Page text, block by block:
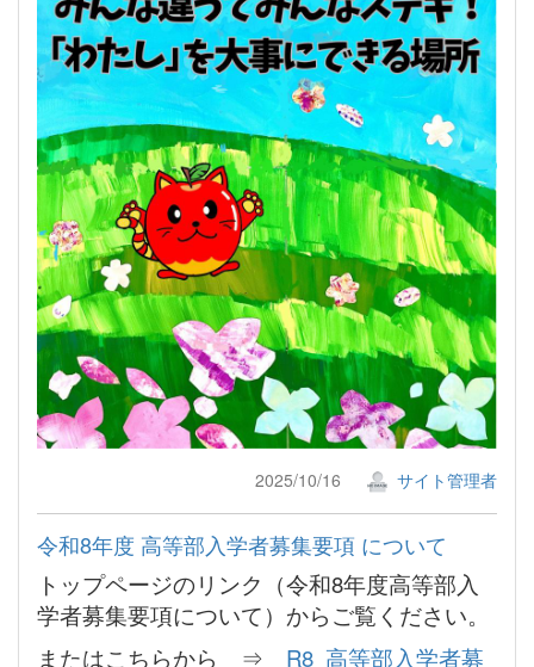
2025/10/16 サイト管理者
令和8年度 高等部入学者募集要項 について
トップページのリンク（令和8年度高等部入
学者募集要項について）からご覧ください。
またはこちらから ⇒ R8_高等部入学者募